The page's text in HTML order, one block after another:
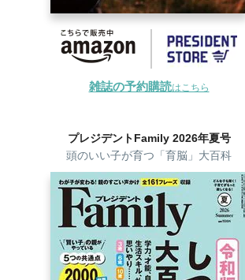
雑誌の予約購読はこちら
プレジデントFamily 2026年夏号
頭のいい子が育つ「育脳」大百科